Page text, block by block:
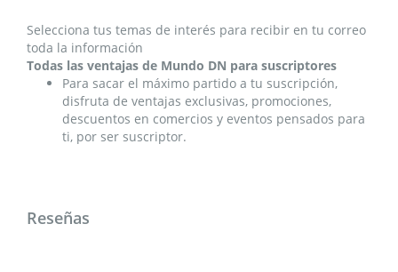
Selecciona tus temas de interés para recibir en tu correo
toda la información
Todas las ventajas de Mundo DN para suscriptores
Para sacar el máximo partido a tu suscripción,
disfruta de ventajas exclusivas, promociones,
descuentos en comercios y eventos pensados para
ti, por ser suscriptor.
Reseñas